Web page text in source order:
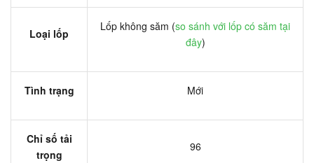
Loại lốp
Lốp không săm (so sánh với lốp có săm tại
đây)
Tình trạng Mới
Chỉ số tải
trọng
96